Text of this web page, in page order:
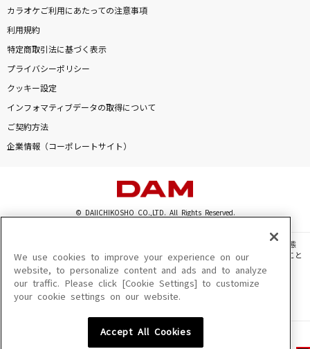
カラオケご利用にあたっての注意事項
利用規約
特定商取引法に基づく表示
プライバシーポリシー
クッキー設定
インフォマティブデータの取得について
ご契約方法
企業情報（コーポレートサイト）
© DAIICHIKOSHO CO.,LTD. All Rights Reserved.
このサイトに掲載されている一切の文章・画像・写真・動画・音声等を、手段や形態
を問わず、著作権法の定める範囲を超えて無断で複製、転載、ファイル化などすること
を禁じます。
楽曲及びコンテンツは、機種によりご利用いただけない場合があります。
楽曲及びコンテンツの配信日、配信内容が変更になる場合があります。
We use cookies to improve your experience on our
website, to personalize content and ads and to analyze
our traffic. Please click [Cookie Settings] to customize
your cookie settings on our website.
Accept All Cookies